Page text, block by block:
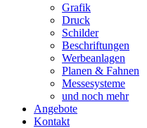
Grafik
Druck
Schilder
Beschriftungen
Werbeanlagen
Planen & Fahnen
Messesysteme
und noch mehr
Angebote
Kontakt